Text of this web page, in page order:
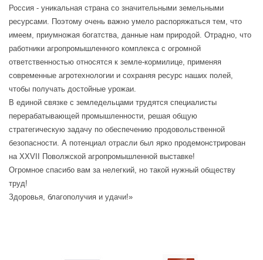
Россия - уникальная страна со значительными земельными
ресурсами. Поэтому очень важно умело распоряжаться тем, что
имеем, приумножая богатства, данные нам природой. Отрадно, что
работники агропромышленного комплекса с огромной
ответственностью относятся к земле-кормилице, применяя
современные агротехнологии и сохраняя ресурс наших полей,
чтобы получать достойные урожаи.
В единой связке с земледельцами трудятся специалисты
перерабатывающей промышленности, решая общую
стратегическую задачу по обеспечению продовольственной
безопасности. А потенциал отрасли был ярко продемонстрирован
на XXVII Поволжской агропромышленной выставке!
Огромное спасибо вам за нелегкий, но такой нужный обществу
труд!
Здоровья, благополучия и удачи!»